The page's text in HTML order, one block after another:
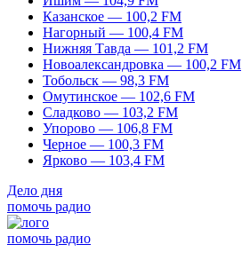
Казанское — 100,2 FM
Нагорный — 100,4 FM
Нижняя Тавда — 101,2 FM
Новоалександровка — 100,2 FM
Тобольск — 98,3 FM
Омутинское — 102,6 FM
Сладково — 103,2 FM
Упорово — 106,8 FM
Черное — 100,3 FM
Ярково — 103,4 FM
Дело дня
помочь радио
помочь радио